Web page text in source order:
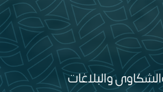
والبلاغات